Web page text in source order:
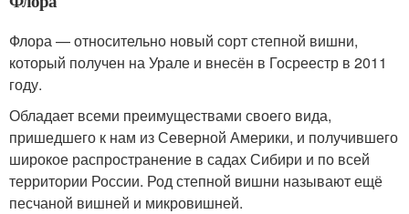
Флора — относительно новый сорт степной вишни,
который получен на Урале и внесён в Госреестр в 2011
году.
Обладает всеми преимуществами своего вида,
пришедшего к нам из Северной Америки, и получившего
широкое распространение в садах Сибири и по всей
территории России. Род степной вишни называют ещё
песчаной вишней и микровишней.